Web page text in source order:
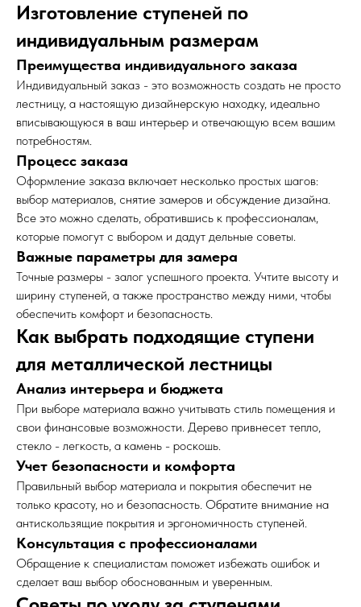
Изготовление ступеней по
индивидуальным размерам
Преимущества индивидуального заказа
Индивидуальный заказ - это возможность создать не просто
лестницу, а настоящую дизайнерскую находку, идеально
вписывающуюся в ваш интерьер и отвечающую всем вашим
потребностям.
Процесс заказа
Оформление заказа включает несколько простых шагов:
выбор материалов, снятие замеров и обсуждение дизайна.
Все это можно сделать, обратившись к профессионалам,
которые помогут с выбором и дадут дельные советы.
Важные параметры для замера
Точные размеры - залог успешного проекта. Учтите высоту и
ширину ступеней, а также пространство между ними, чтобы
обеспечить комфорт и безопасность.
Как выбрать подходящие ступени
для металлической лестницы
Анализ интерьера и бюджета
При выборе материала важно учитывать стиль помещения и
свои финансовые возможности. Дерево привнесет тепло,
стекло - легкость, а камень - роскошь.
Учет безопасности и комфорта
Правильный выбор материала и покрытия обеспечит не
только красоту, но и безопасность. Обратите внимание на
антискользящие покрытия и эргономичность ступеней.
Консультация с профессионалами
Обращение к специалистам поможет избежать ошибок и
сделает ваш выбор обоснованным и уверенным.